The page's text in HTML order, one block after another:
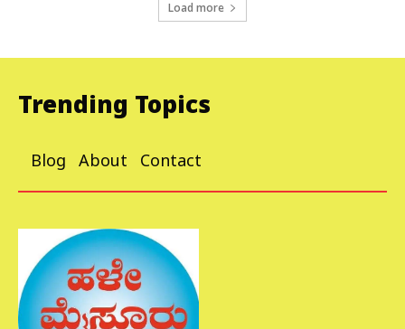
Load more
Trending Topics
Blog About Contact